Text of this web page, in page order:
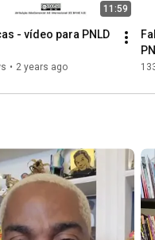
11:59
- vídeo para PNLD
• 2 years ago